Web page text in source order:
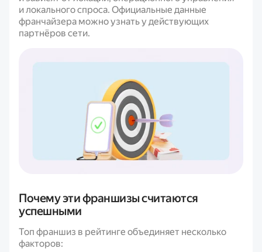
и локального спроса. Официальные данные
франчайзера можно узнать у действующих
партнёров сети.
Почему эти франшизы считаются
успешными
Топ франшиз в рейтинге объединяет несколько
факторов: